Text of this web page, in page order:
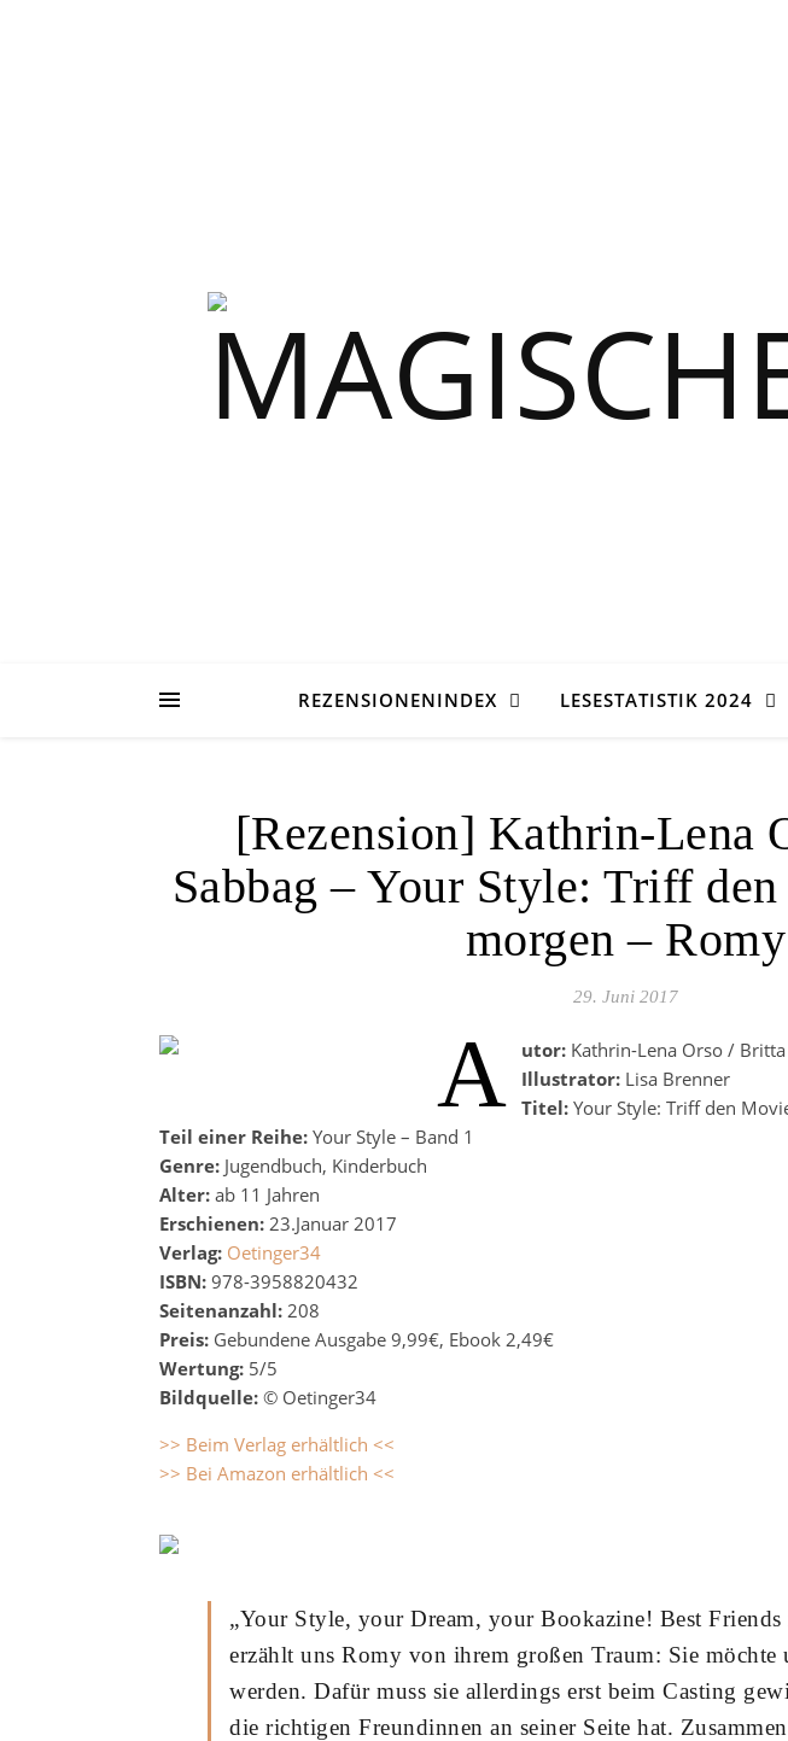
REZENSIONENINDEX LESESTATISTIK 2024
[Rezension] Kathrin-Lena
Sabbag – Your Style: Triff
morgen – Romy
29. Juni 2017
A utor: Kathrin-Lena Orso / Britta
Illustrator: Lisa Brenner
Titel: Your Style: Triff den
Teil einer Reihe: Your Style – Band 1
Genre: Jugendbuch, Kinderbuch
Alter: ab 11 Jahren
Erschienen: 23.Januar 2017
Verlag: Oetinger34
ISBN: 978-3958820432
Seitenanzahl: 208
Preis: Gebundene Ausgabe 9,99€, Ebook 2,49€
Wertung: 5/5
Bildquelle: © Oetinger34
>> Beim Verlag erhältlich <<
>> Bei Amazon erhältlich <<
„Your Style, your Dream, your Bookazine! Best
erzählt uns Romy von ihrem großen Traum: Sie möchte
werden. Dafür muss sie allerdings erst beim Casting
die richtigen Freundinnen an seiner Seite hat.